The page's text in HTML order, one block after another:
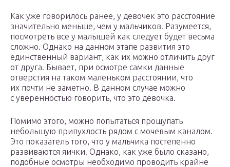
Как уже говорилось ранее, у девочек это расстояние
значительно меньше, чем у мальчиков. Разумеется,
посмотреть все у малышей как следует будет весьма
сложно. Однако на данном этапе развития это
единственный вариант, как их можно отличить друг
от друга. Бывает, при осмотре самки данные
отверстия на таком маленьком расстоянии, что
их почти не заметно. В данном случае можно
с уверенностью говорить, что это девочка.
Помимо этого, можно попытаться прощупать
небольшую припухлость рядом с мочевым каналом.
Это показатель того, что у мальчика постепенно
развиваются яички. Однако, как уже было сказано,
подобные осмотры необходимо проводить крайне